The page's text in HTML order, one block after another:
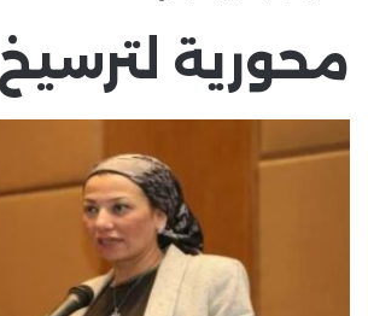
محورية لترسيخ